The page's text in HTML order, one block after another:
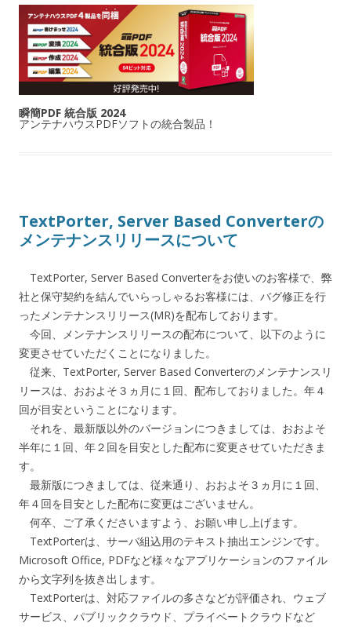
瞬簡PDF 統合版 2024
アンテナハウスPDFソフトの統合製品！
TextPorter, Server Based Converterの
メンテナンスリリースについて
TextPorter, Server Based Converterをお使いのお客様で、弊
社と保守契約を結んでいらっしゃるお客様には、バグ修正を行
ったメンテナンスリリース(MR)を配布しております。
今回、メンテナンスリリースの配布について、以下のように
変更させていただくことになりました。
従来、TextPorter, Server Based Converterのメンテナンスリ
リースは、おおよそ３ヵ月に１回、配布しておりました。年４
回が目安ということになります。
それを、最新版以外のバージョンにつきましては、おおよそ
半年に１回、年２回を目安とした配布に変更させていただきま
す。
最新版につきましては、従来通り、おおよそ３ヵ月に１回、
年４回を目安とした配布に変更はございません。
何卒、ご了承くださいますよう、お願い申し上げます。
TextPorterは、サーバ組込用のテキスト抽出エンジンです。
Microsoft Office, PDFなど様々なアプリケーションのファイル
から文字列を抜き出します。
TextPorterは、対応ファイルの多さなどが評価され、ウェブ
サービス、パブリッククラウド、プライベートクラウドなど